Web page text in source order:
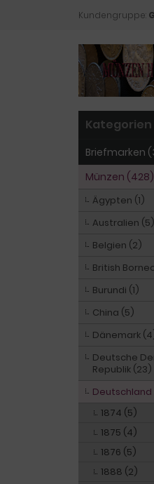
Kundengruppe:
Kategorien
Briefmarken
Münzen (428)
Ägypten (1)
Australien (5)
Belgien (2)
British
Burundi (1)
China (5)
Dänemark
Deutsche
Republik (23)
Deutschland
1874 (5)
1875 (4)
1876 (5)
1888 (2)